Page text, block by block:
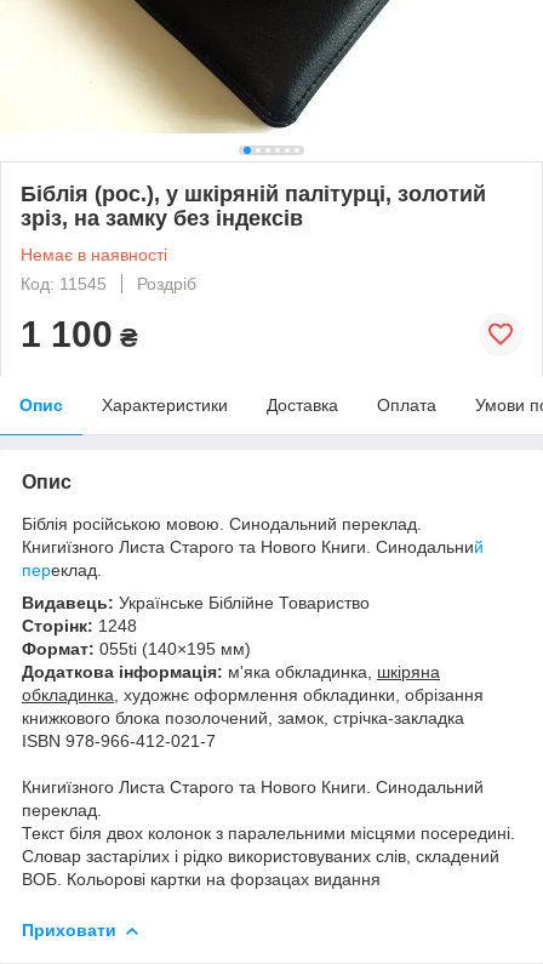
Біблія (рос.), у шкіряній палітурці, золотий
зріз, на замку без індексів
Немає в наявності
Код: 11545
Роздріб
1 100 ₴
Опис Характеристики Доставка Оплата Умови
Опис
Біблія російською мовою. Синодальний переклад.
Книгиїзного Листа Старого та Нового Книги. Синодальний
переклад.
Видавець: Українське Біблійне Товариство
Сторінк: 1248
Формат: 055ti (140×195 мм)
Додаткова інформація: м'яка обкладинка, шкіряна
обкладинка , художнє оформлення обкладинки, обрізання
книжкового блока позолочений, замок, стрічка-закладка
ISBN 978-966-412-021-7
Книгиїзного Листа Старого та Нового Книги. Синодальний
переклад.
Текст біля двох колонок з паралельними місцями посередині.
Словар застарілих і рідко використовуваних слів, складений
ВОБ. Кольорові картки на форзацах видання
Приховати